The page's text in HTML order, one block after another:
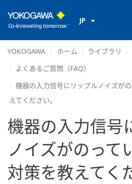
JP
YOKOGAWA ホーム ライブラリ
よくあるご質問（FAQ）
機器の入力信号にリップルノイズが
えてください。
機器の入力信号
ノイズがのって
対策を教えてく